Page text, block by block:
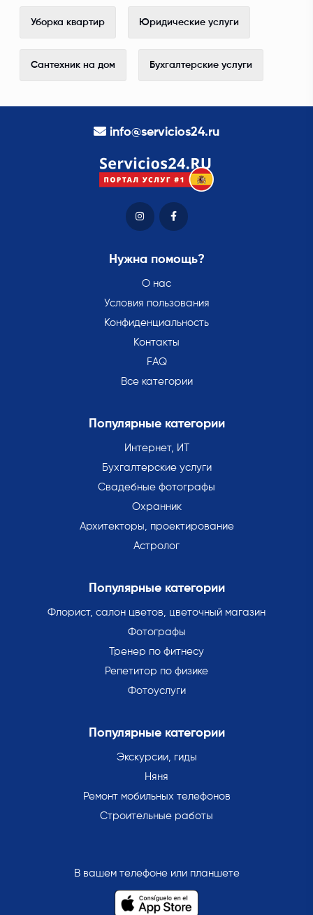
Уборка квартир Юридические услуги
Сантехник на дом Бухгалтерские услуги
info@servicios24.ru
Нужна помощь?
О нас
Условия пользования
Конфиденциальность
Контакты
FAQ
Все категории
Популярные категории
Интернет, ИТ
Бухгалтерские услуги
Свадебные фотографы
Охранник
Архитекторы, проектирование
Астролог
Популярные категории
Флорист, салон цветов, цветочный магазин
Фотографы
Тренер по фитнесу
Репетитор по физике
Фотоуслуги
Популярные категории
Экскурсии, гиды
Няня
Ремонт мобильных телефонов
Строительные работы
В вашем телефоне или планшете